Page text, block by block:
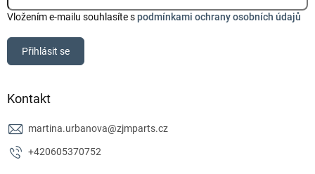
Vložením e-mailu souhlasíte spodmínkami ochrany osobních údajů
Přihlásit se
Kontakt
martina.urbanova@zjmparts.cz
+420605370752